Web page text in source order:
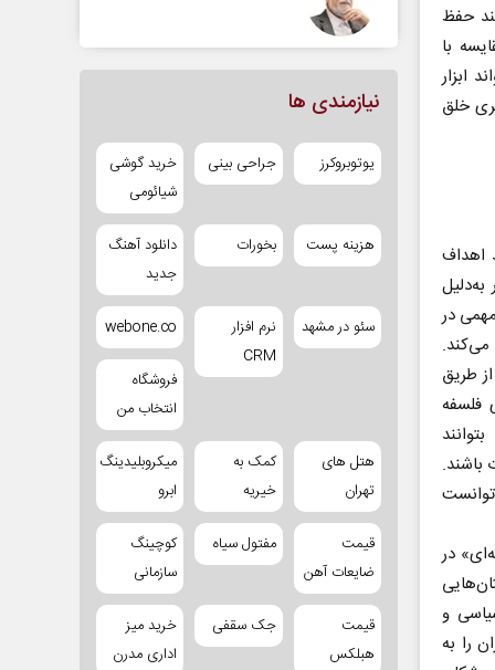
حفظ
با
ابزار
خلق
اهداف
در
می‌کند.
طریق
فلسفه
باشند.
در
و
را به
نیازمندی ها
یوتوبروکرز جراحی بینی
خرید گوشی
شیائومی
هزینه پست بخورات
دانلود آهنگ
جدید
سئو در مشهد
نرم افزار
CRM
webone.co
فروشگاه
انتخاب من
هتل های
تهران
کمک به
خیریه
میکروبلیدینگ
ابرو
قیمت
ضایعات آهن
مفتول سیاه
کوچینگ
سازمانی
قیمت
هبلکس
جک سقفی
خرید میز
اداری مدرن